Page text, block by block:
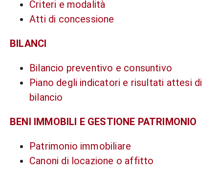
Criteri e modalità
Atti di concessione
BILANCI
Bilancio preventivo e consuntivo
Piano degli indicatori e risultati attesi di
bilancio
BENI IMMOBILI E GESTIONE PATRIMONIO
Patrimonio immobiliare
Canoni di locazione o affitto